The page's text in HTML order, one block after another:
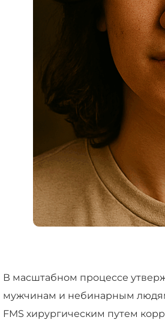
В масштабном процессе
мужчинам и небинарным людям
FMS хирургическим путем